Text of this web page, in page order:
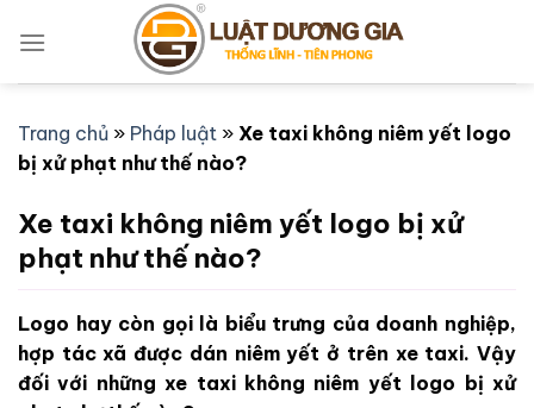
qua
Trang chủ » Pháp luật » Xe taxi không niêm yết logo
bị xử phạt như thế nào?
Xe taxi không niêm yết logo bị xử
phạt như thế nào?
Logo hay còn gọi là biểu trưng của doanh nghiệp,
hợp tác xã được dán niêm yết ở trên xe taxi. Vậy
đối với những xe taxi không niêm yết logo bị xử